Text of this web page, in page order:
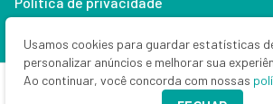
Lifestyle
Copyright © 2026 Seu Dinheiro. Todos os
Usamos cookies para guardar estatísticas
personalizar anúncios e melhorar sua
Ao continuar, você concorda com nossas